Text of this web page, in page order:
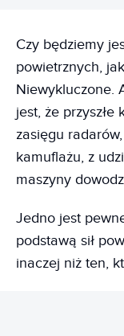
Czy będziemy
powietrznych,
Niewykluczone.
jest, że
zasięgu
kamuflażu, z
maszyny
Jedno jest
podstawą sił
inaczej niż ten,